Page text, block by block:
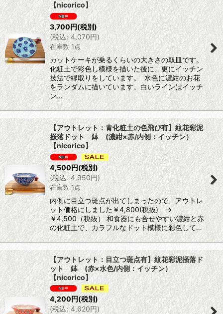
【nicorico】
3,700円(税別)
(税込: 4,070円)
在庫数 1点
カットケーキが乗るくらいの大きさの取皿です。
化粧土で彩色し模様を描いた後に、更にイッチン
技法で縁取りをしています。 水色に濃紺のお花
をランダムに描いています。白いラインはイッチ
ン…
【アウトレット：青化粧土の色飛び有】紋花彩泥
掻落ドット 鉢 (濃紺×赤/内側：イッチン）
【nicorico】
4,500円(税別)
(税込: 4,950円)
在庫数 1点
内側に目立つ斑点が出てしまったので、アウトレ
ット価格にしました￥4,800(税抜) →
￥4,500（税抜） 和食器にも合せやすい濃紺と赤
の化粧土で、カラフルなドット模様に彩色して…
【アウトレット：目立つ斑点有】紋花彩泥掻落ド
ット 鉢 (赤×水色/内側：イッチン）
【nicorico】
4,200円(税別)
(税込: 4,620円)